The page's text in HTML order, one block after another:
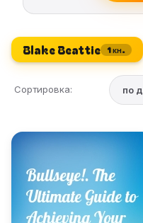
Blake Beattie 1 кн.
Сортировка: по